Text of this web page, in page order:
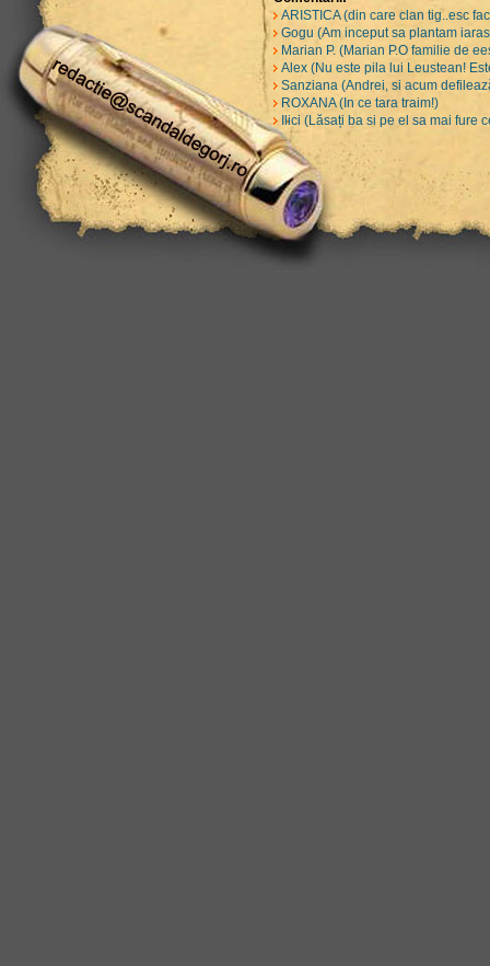
ARISTICA (din care clan tig..esc
Gogu (Am inceput sa plantam
Marian P. (Marian P.O familie de
Alex (Nu este pila lui Leustean!
Sanziana (Andrei, si acum
ROXANA (In ce tara traim!)
Ilici (Lăsați ba si pe el sa mai fure